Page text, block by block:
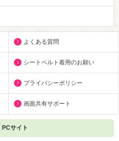
よくある質問
シートベルト着用のお願い
プライバシーポリシー
画面共有サポート
PCサイト